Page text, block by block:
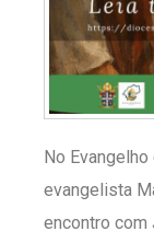
No
evangelista
encontro com